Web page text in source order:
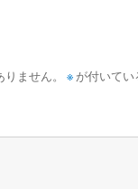
ません。 ※ が付いて